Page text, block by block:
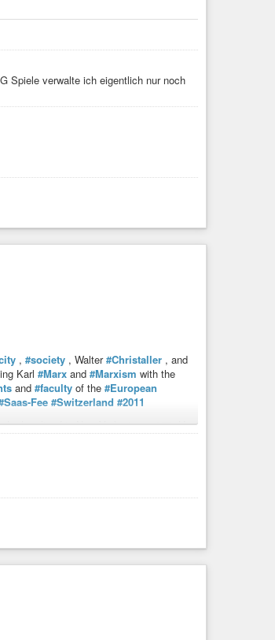
Spiele verwalte ich eigentlich nur noch
, #society , Walter#Christaller , and
Karl #Marx and #Marxism with the
and #faculty of the #European
Fee #Switzerland #2011
has lived in New York since 1975. He
Graduate School in Saas-Fee,
of Pennsylvania School of Design
School of Architecture, Planning and